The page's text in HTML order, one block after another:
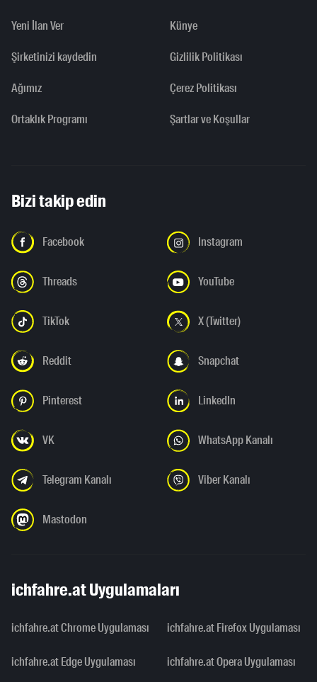
Yeni İlan Ver
Şirketinizi kaydedin
Ağımız
Ortaklık Programı
Künye
Gizlilik Politikası
Çerez Politikası
Şartlar ve Koşullar
Bizi takip edin
Facebook Instagram
Threads YouTube
TikTok X (Twitter)
Reddit Snapchat
Pinterest LinkedIn
VK WhatsApp Kanalı
Telegram Kanalı Viber Kanalı
Mastodon
ichfahre.at Uygulamaları
ichfahre.at Chrome Uygulaması ichfahre.at Firefox Uygulaması
ichfahre.at Edge Uygulaması ichfahre.at Opera Uygulaması